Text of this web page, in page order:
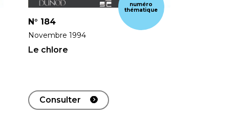
numéro
thématique
N° 184
Novembre 1994
Le chlore
Consulter